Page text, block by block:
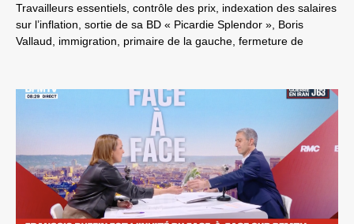
Travailleurs essentiels, contrôle des prix, indexation des salaires
sur l’inflation, sortie de sa BD « Picardie Splendor », Boris
Vallaud, immigration, primaire de la gauche, fermeture de